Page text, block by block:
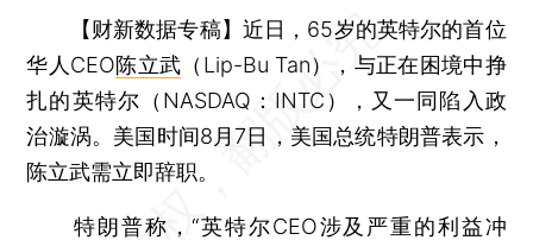
【财新数据专稿】 近日，65岁的英特尔的首位
华人CEO陈立武 （Lip-Bu Tan），与正在困境中挣
扎的英特尔（NASDAQ：INTC），又一同陷入政
治漩涡。美国时间8月7日，美国总统特朗普表示，
陈立武需立即辞职。
特朗普称，“英特尔CEO涉及严重的利益冲